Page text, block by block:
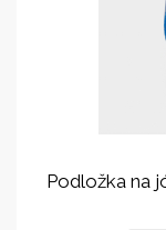
Podložka na